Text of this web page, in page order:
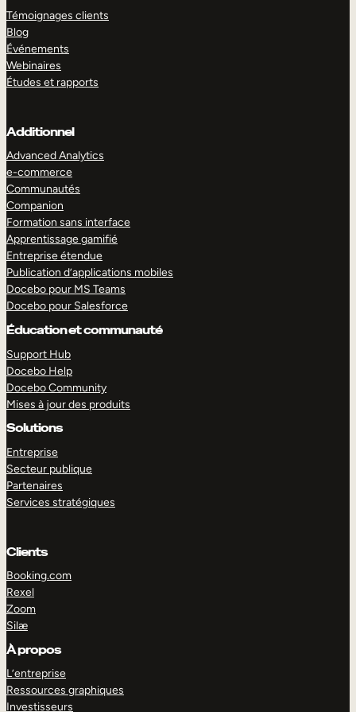
Témoignages clients
Blog
Événements
Webinaires
Études et rapports
Additionnel
Advanced Analytics
e-commerce
Communautés
Companion
Formation sans interface
Apprentissage gamifié
Entreprise étendue
Publication d’applications mobiles
Docebo pour MS Teams
Docebo pour Salesforce
Éducation et communauté
Support Hub
Docebo Help
Docebo Community
Mises à jour des produits
Solutions
Entreprise
Secteur publique
Partenaires
Services stratégiques
Clients
Booking.com
Rexel
Zoom
Silæ
À propos
L’entreprise
Ressources graphiques
Investisseurs